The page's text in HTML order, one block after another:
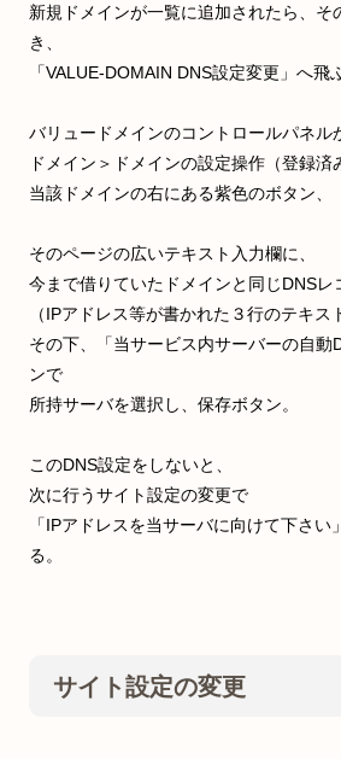
新規ドメインが一覧に追加されたら、そ
き、
「VALUE-DOMAIN DNS設定変更」へ飛
バリュードメインのコントロールパネル
ドメイン＞ドメインの設定操作（登録済
当該ドメインの右にある紫色のボタン、
そのページの広いテキスト入力欄に、
今まで借りていたドメインと同じDNSレ
（IPアドレス等が書かれた３行のテキス
その下、「当サービス内サーバーの自動
ンで
所持サーバを選択し、保存ボタン。
このDNS設定をしないと、
次に行うサイト設定の変更で
「IPアドレスを当サーバに向けて下さい
る。
サイト設定の変更